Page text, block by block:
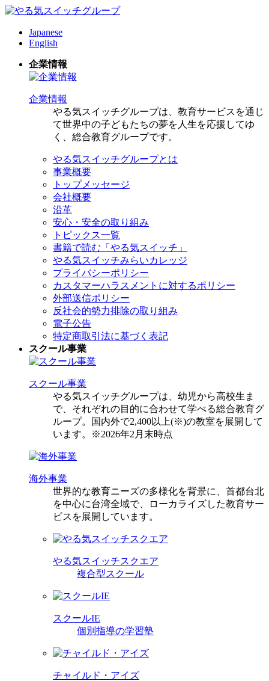
Japanese
English
企業情報
企業情報
やる気スイッチグループは、教育サービスを通じ
て世界中の子どもたちの夢を人生を応援してゆ
く、総合教育グループです。
やる気スイッチグループとは
事業概要
トップメッセージ
会社概要
沿革
安心・安全の取り組み
トピックス一覧
書籍で読む「やる気スイッチ」
やる気スイッチみらいカレッジ
プライバシーポリシー
カスタマーハラスメントに対するポリシー
外部送信ポリシー
反社会的勢力排除の取り組み
電子公告
特定商取引法に基づく表記
スクール事業
スクール事業
やる気スイッチグループは、幼児から高校生ま
で、それぞれの目的に合わせて学べる総合教育グ
ループ。国内外で2,400以上(※)の教室を展開して
います。※2026年2月末時点
海外事業
世界的な教育ニーズの多様化を背景に、首都台北
を中心に台湾全域で、ローカライズした教育サー
ビスを展開しています。
やる気スイッチスクエア
複合型スクール
スクールIE
個別指導の学習塾
チャイルド・アイズ